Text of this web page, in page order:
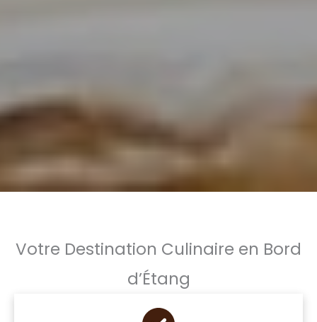
Votre Destination Culinaire en Bord
d’Étang